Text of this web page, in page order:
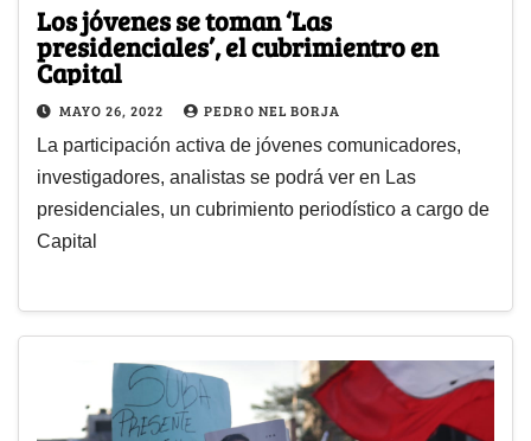
Los jóvenes se toman ‘Las
presidenciales’, el cubrimientro en
Capital
MAYO 26, 2022 PEDRO NEL BORJA
La participación activa de jóvenes comunicadores,
investigadores, analistas se podrá ver en Las
presidenciales, un cubrimiento periodístico a cargo de
Capital